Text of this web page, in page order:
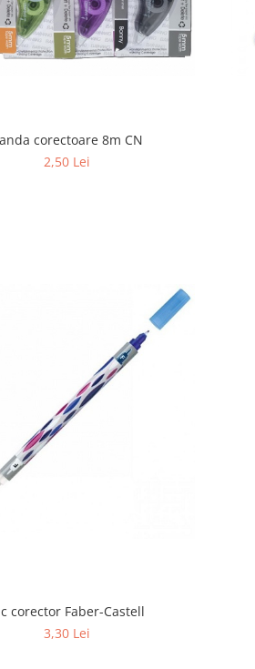
corectoare 8m CN
2,50 Lei
corector Faber-Castell
3,30 Lei